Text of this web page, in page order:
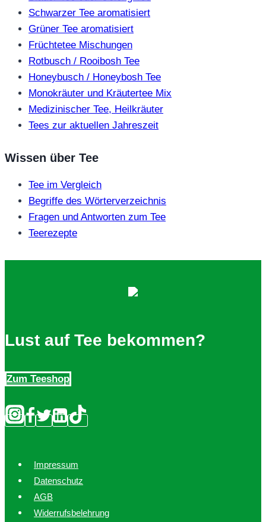
Schwarzer Tee aromatisiert
Grüner Tee aromatisiert
Früchtetee Mischungen
Rotbusch / Rooibosh Tee
Honeybusch / Honeybosh Tee
Monokräuter und Kräutertee Mix
Medizinischer Tee, Heilkräuter
Tees zur aktuellen Jahreszeit
Wissen über Tee
Tee im Vergleich
Begriffe des Wörterverzeichnis
Fragen und Antworten zum Tee
Teerezepte
Lust auf Tee bekommen?
Zum Teeshop
Impressum
Datenschutz
AGB
Widerrufsbelehrung